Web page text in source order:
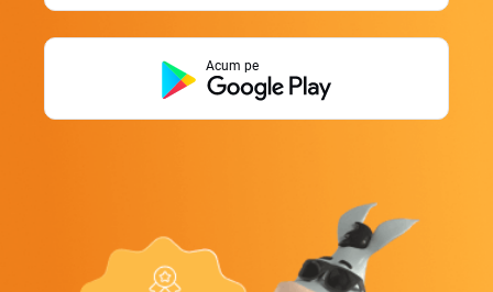
Acum pe